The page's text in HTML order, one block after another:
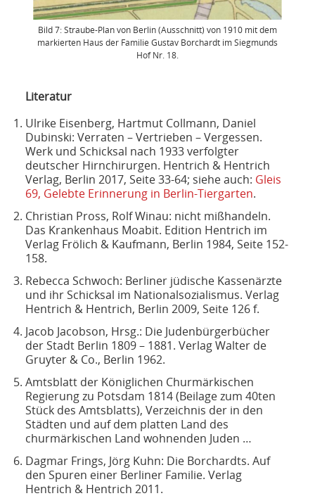
Bild 7: Straube-Plan von Berlin (Ausschnitt) von 1910 mit dem
markierten Haus der Familie Gustav Borchardt im Siegmunds
Hof Nr. 18.
Literatur
Ulrike Eisenberg, Hartmut Collmann, Daniel
Dubinski: Verraten – Vertrieben – Vergessen.
Werk und Schicksal nach 1933 verfolgter
deutscher Hirnchirurgen. Hentrich & Hentrich
Verlag, Berlin 2017, Seite 33-64; siehe auch: Gleis
69, Gelebte Erinnerung in Berlin-Tiergarten.
Christian Pross, Rolf Winau: nicht mißhandeln.
Das Krankenhaus Moabit. Edition Hentrich im
Verlag Frölich & Kaufmann, Berlin 1984, Seite 152-
158.
Rebecca Schwoch: Berliner jüdische Kassenärzte
und ihr Schicksal im Nationalsozialismus. Verlag
Hentrich & Hentrich, Berlin 2009, Seite 126 f.
Jacob Jacobson, Hrsg.: Die Judenbürgerbücher
der Stadt Berlin 1809 – 1881. Verlag Walter de
Gruyter & Co., Berlin 1962.
Amtsblatt der Königlichen Churmärkischen
Regierung zu Potsdam 1814 (Beilage zum 40ten
Stück des Amtsblatts), Verzeichnis der in den
Städten und auf dem platten Land des
churmärkischen Land wohnenden Juden …
Dagmar Frings, Jörg Kuhn: Die Borchardts. Auf
den Spuren einer Berliner Familie. Verlag
Hentrich & Hentrich 2011.